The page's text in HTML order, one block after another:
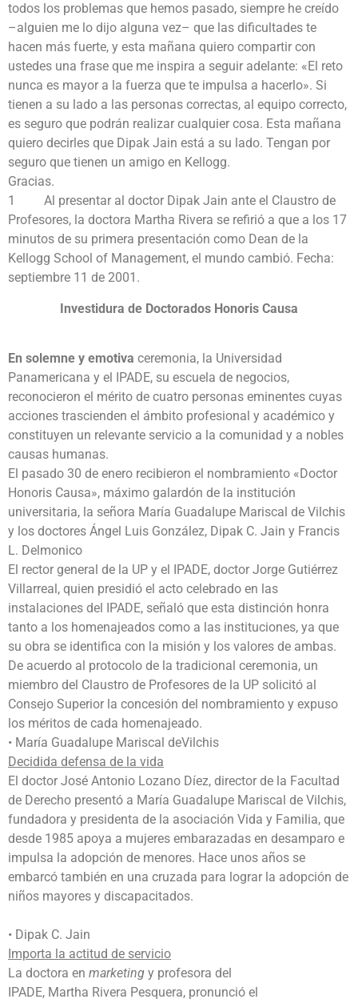
todos los problemas que hemos pasado, siempre he creído
–alguien me lo dijo alguna vez– que las dificultades te
hacen más fuerte, y esta mañana quiero compartir con
ustedes una frase que me inspira a seguir adelante: «El reto
nunca es mayor a la fuerza que te impulsa a hacerlo». Si
tienen a su lado a las personas correctas, al equipo correcto,
es seguro que podrán realizar cualquier cosa. Esta mañana
quiero decirles que Dipak Jain está a su lado. Tengan por
seguro que tienen un amigo en Kellogg.
Gracias.
1 Al presentar al doctor Dipak Jain ante el Claustro de
Profesores, la doctora Martha Rivera se refirió a que a los 17
minutos de su primera presentación como Dean de la
Kellogg School of Management, el mundo cambió. Fecha:
septiembre 11 de 2001.
Investidura de Doctorados Honoris Causa
En solemne y emotiva ceremonia, la Universidad
Panamericana y el IPADE, su escuela de negocios,
reconocieron el mérito de cuatro personas eminentes cuyas
acciones trascienden el ámbito profesional y académico y
constituyen un relevante servicio a la comunidad y a nobles
causas humanas.
El pasado 30 de enero recibieron el nombramiento «Doctor
Honoris Causa», máximo galardón de la institución
universitaria, la señora María Guadalupe Mariscal de Vilchis
y los doctores Ángel Luis González, Dipak C. Jain y Francis
L. Delmonico
El rector general de la UP y el IPADE, doctor Jorge Gutiérrez
Villarreal, quien presidió el acto celebrado en las
instalaciones del IPADE, señaló que esta distinción honra
tanto a los homenajeados como a las instituciones, ya que
su obra se identifica con la misión y los valores de ambas.
De acuerdo al protocolo de la tradicional ceremonia, un
miembro del Claustro de Profesores de la UP solicitó al
Consejo Superior la concesión del nombramiento y expuso
los méritos de cada homenajeado.
• María Guadalupe Mariscal deVilchis
Decidida defensa de la vida
El doctor José Antonio Lozano Díez, director de la Facultad
de Derecho presentó a María Guadalupe Mariscal de Vilchis,
fundadora y presidenta de la asociación Vida y Familia, que
desde 1985 apoya a mujeres embarazadas en desamparo e
impulsa la adopción de menores. Hace unos años se
embarcó también en una cruzada para lograr la adopción de
niños mayores y discapacitados.
• Dipak C. Jain
Importa la actitud de servicio
La doctora en marketing y profesora del
IPADE, Martha Rivera Pesquera, pronunció el